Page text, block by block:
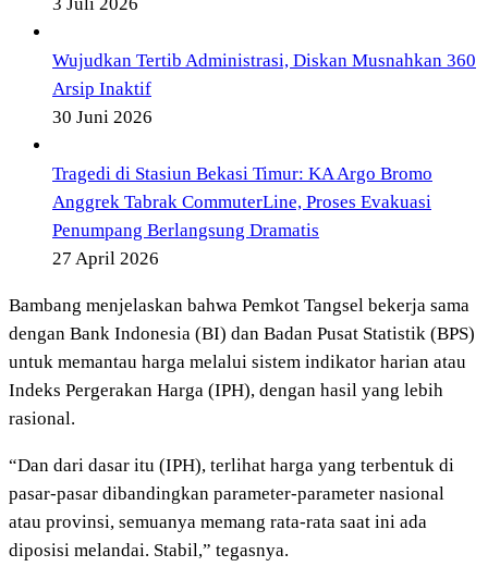
Wujudkan Tertib Administrasi, Diskan Musnahkan 360
Arsip Inaktif
30 Juni 2026
Tragedi di Stasiun Bekasi Timur: KA Argo Bromo
Anggrek Tabrak CommuterLine, Proses Evakuasi
Penumpang Berlangsung Dramatis
27 April 2026
Bambang menjelaskan bahwa Pemkot Tangsel bekerja sama
dengan Bank Indonesia (BI) dan Badan Pusat Statistik (BPS)
untuk memantau harga melalui sistem indikator harian atau
Indeks Pergerakan Harga (IPH), dengan hasil yang lebih
rasional.
“Dan dari dasar itu (IPH), terlihat harga yang terbentuk di
pasar-pasar dibandingkan parameter-parameter nasional
atau provinsi, semuanya memang rata-rata saat ini ada
diposisi melandai. Stabil,” tegasnya.